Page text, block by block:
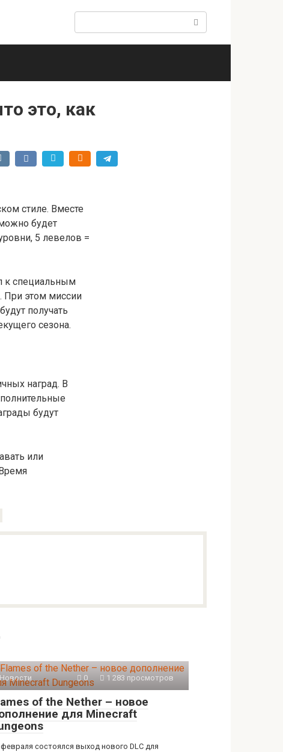
это, как
стиле. Вместе
будет
5 левелов =
к специальным
При этом миссии
получать
сезона.
наград. В
будут
или
Новости 0 1 283 просмотров
of the Nether – новое
для Minecraft
состоялся выход нового DLC для